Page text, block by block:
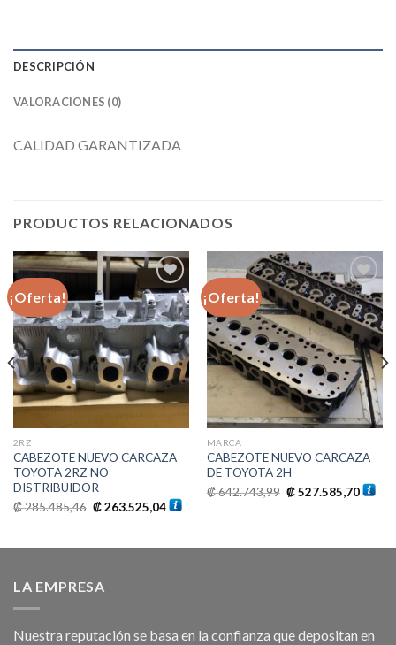
DESCRIPCIÓN
VALORACIONES (0)
CALIDAD GARANTIZADA
PRODUCTOS RELACIONADOS
¡Oferta!
Añadir
a la
lista de
deseos
2RZ
CABEZOTE NUEVO CARCAZA
TOYOTA 2RZ NO
DISTRIBUIDOR
₡285.485,46 El
precio
₡ 285.485,46.
₡263.525,04El
precio
₡ 263.525,04.
¡Oferta!
Añadir
a la
lista de
deseos
MARCA
CABEZOTE NUEVO CARCAZA
DE TOYOTA 2H
₡642.743,99 El
precio
₡527.585,70El
precio
LA EMPRESA
Nuestra reputación se basa en la confianza que depositan en